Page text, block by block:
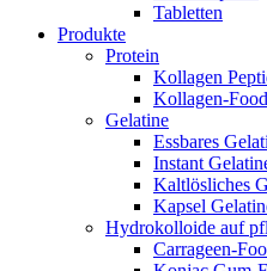
Tabletten
Produkte
Protein
Kollagen
Kollagen-
Gelatine
Essbares
Instant
Kaltlösliches
Kapsel
Hydrokolloide auf
Carrageen-